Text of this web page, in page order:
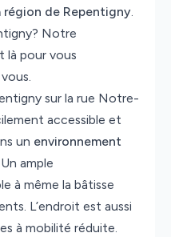
de Repentigny.
Notre
pour vous
sur la rue Notre-
accessible et
un environnement
Un ample
à même la bâtisse
L’endroit est aussi
à mobilité réduite.